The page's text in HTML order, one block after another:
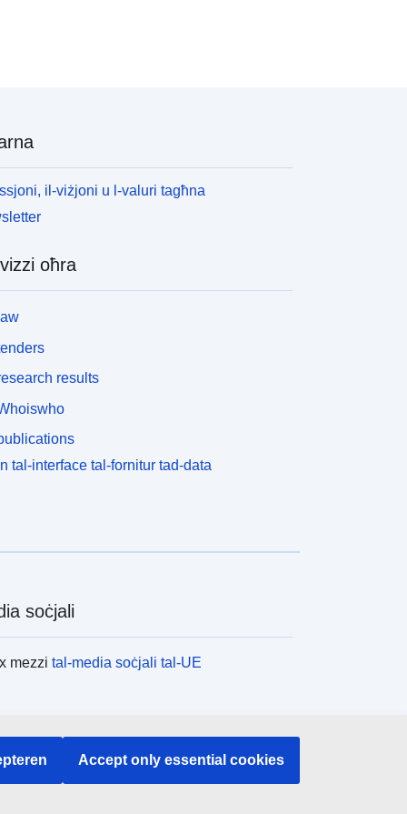
il-viżjoni u l-valuri tagħna
oħra
results
tal-interface tal-fornitur tad-data
soċjali
mezzital-media soċjali tal-UE
l-istituzzjonijiet u l-korpi kollha tal-UE.
Accept only essential cookies